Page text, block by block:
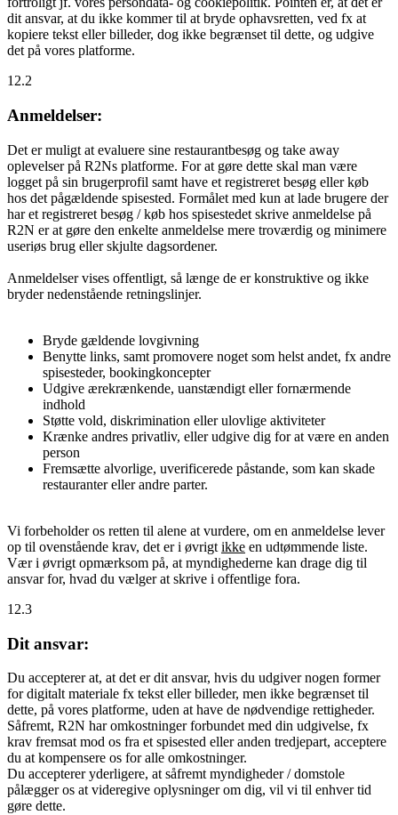
dit ansvar, at du ikke kommer til at bryde ophavsretten, ved fx at
kopiere tekst eller billeder, dog ikke begrænset til dette, og udgive
det på vores platforme.
12.2
Anmeldelser:
Det er muligt at evaluere sine restaurantbesøg og take away
oplevelser på R2Ns platforme. For at gøre dette skal man være
logget på sin brugerprofil samt have et registreret besøg eller køb
hos det pågældende spisested. Formålet med kun at lade brugere der
har et registreret besøg / køb hos spisestedet skrive anmeldelse på
R2N er at gøre den enkelte anmeldelse mere troværdig og minimere
useriøs brug eller skjulte dagsordener.
Anmeldelser vises offentligt, så længe de er konstruktive og ikke
bryder nedenstående retningslinjer.
Bryde gældende lovgivning
Benytte links, samt promovere noget som helst andet, fx andre
spisesteder, bookingkoncepter
Udgive ærekrænkende, uanstændigt eller fornærmende
indhold
Støtte vold, diskrimination eller ulovlige aktiviteter
Krænke andres privatliv, eller udgive dig for at være en anden
person
Fremsætte alvorlige, uverificerede påstande, som kan skade
restauranter eller andre parter.
Vi forbeholder os retten til alene at vurdere, om en anmeldelse lever
op til ovenstående krav, det er i øvrigt ikke en udtømmende liste.
Vær i øvrigt opmærksom på, at myndighederne kan drage dig til
ansvar for, hvad du vælger at skrive i offentlige fora.
12.3
Dit ansvar:
Du accepterer at, at det er dit ansvar, hvis du udgiver nogen former
for digitalt materiale fx tekst eller billeder, men ikke begrænset til
dette, på vores platforme, uden at have de nødvendige rettigheder.
Såfremt, R2N har omkostninger forbundet med din udgivelse, fx
krav fremsat mod os fra et spisested eller anden tredjepart, acceptere
du at kompensere os for alle omkostninger.
Du accepterer yderligere, at såfremt myndigheder / domstole
pålægger os at videregive oplysninger om dig, vil vi til enhver tid
gøre dette.